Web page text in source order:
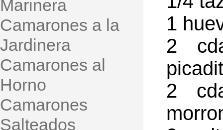
Marinera
Camarones a la
Jardinera
Camarones al
Horno
Camarones
Salteados
1
2
2